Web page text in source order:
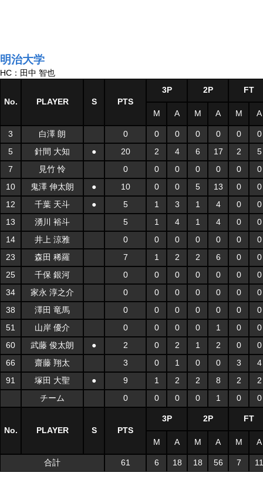
明治大学
HC：田中 智也
No. PLAYER S PTS
3P 2P FT
M A M A M A
3 白澤 朗 0 0 0 0 0 0
0
5
針間 大知 ● 20 2 4 6 17 2
5
7
見竹 怜 0 0 0 0 0 0
0
10
鬼澤 伸太朗 ● 10 0 0 5 13 0
0
12
千葉 天斗 ● 5 1 3 1 4 0
0
13
湧川 裕斗 5 1 4 1 4 0
0
14
井上 涼雅 0 0 0 0 0 0
0
23
森田 稀羅 7 1 2 2 6 0
0
25
千保 銀河 0 0 0 0 0 0
0
34
家永 淳之介 0 0 0 0 0 0
0
38
澤田 竜馬 0 0 0 0 0 0
0
51
山岸 優介 0 0 0 0 1 0
0
60
武藤 俊太朗 ● 2 0 2 1 2 0
0
66
齋藤 翔太 3 0 1 0 0 3
4
91
塚田 大聖 ● 9 1 2 2 8 2
2
チーム
0 0 0 0 1 0 0
No. PLAYER S PTS
3P 2P FT
M A M A M A
合計 61 6 18 18 56 7 11